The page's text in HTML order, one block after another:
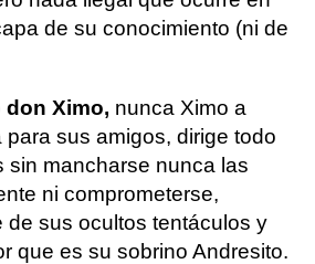
de su conocimiento (ni de
don Ximo, nunca Ximo a
sus amigos, dirige todo
sin mancharse nunca las
ni comprometerse,
de sus ocultos tentáculos y
que es su sobrino Andresito.